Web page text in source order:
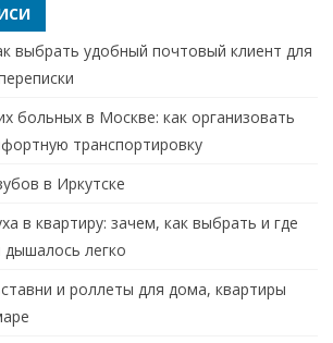
выбрать удобный почтовый клиент для
больных в Москве: как организовать
транспортировку
в Иркутске
в квартиру: зачем, как выбрать и где
легко
и роллеты для дома, квартиры